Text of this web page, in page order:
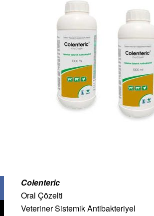
Colenteric
Oral Çözelti
Veteriner Sistemik Antibakteriyel